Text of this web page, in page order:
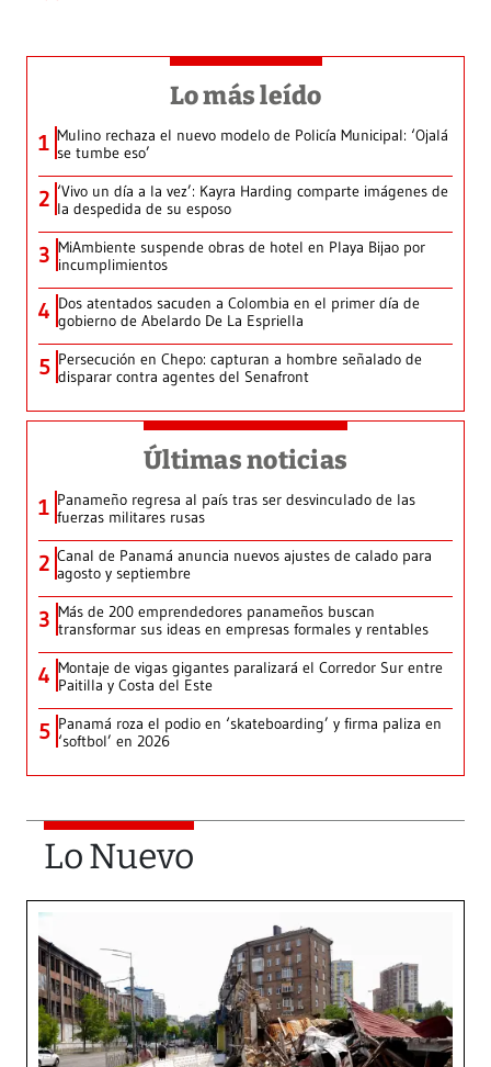
Lo más leído
1 Mulino rechaza el nuevo modelo de Policía Municipal: ‘Ojalá
se tumbe eso’
2 ‘Vivo un día a la vez’: Kayra Harding comparte imágenes de
la despedida de su esposo
3 MiAmbiente suspende obras de hotel en Playa Bijao por
incumplimientos
4 Dos atentados sacuden a Colombia en el primer día de
gobierno de Abelardo De La Espriella
5 Persecución en Chepo: capturan a hombre señalado de
disparar contra agentes del Senafront
Últimas noticias
1 Panameño regresa al país tras ser desvinculado de las
fuerzas militares rusas
2 Canal de Panamá anuncia nuevos ajustes de calado para
agosto y septiembre
3 Más de 200 emprendedores panameños buscan
transformar sus ideas en empresas formales y rentables
4 Montaje de vigas gigantes paralizará el Corredor Sur entre
Paitilla y Costa del Este
5 Panamá roza el podio en ‘skateboarding’ y firma paliza en
‘softbol’ en 2026
Lo Nuevo